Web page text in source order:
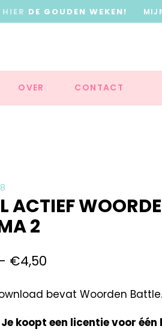
HIER DE GOUDEN WEKEN!
OVER CONTACT
ACTIEF
2
- €4,50
bevat Woorden
koopt een licentie voor